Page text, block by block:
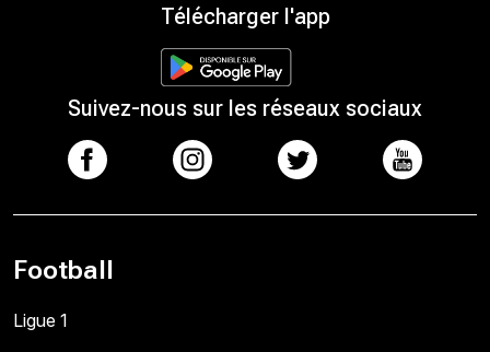
Télécharger l'app
Suivez-nous sur les réseaux sociaux
Football
Ligue 1